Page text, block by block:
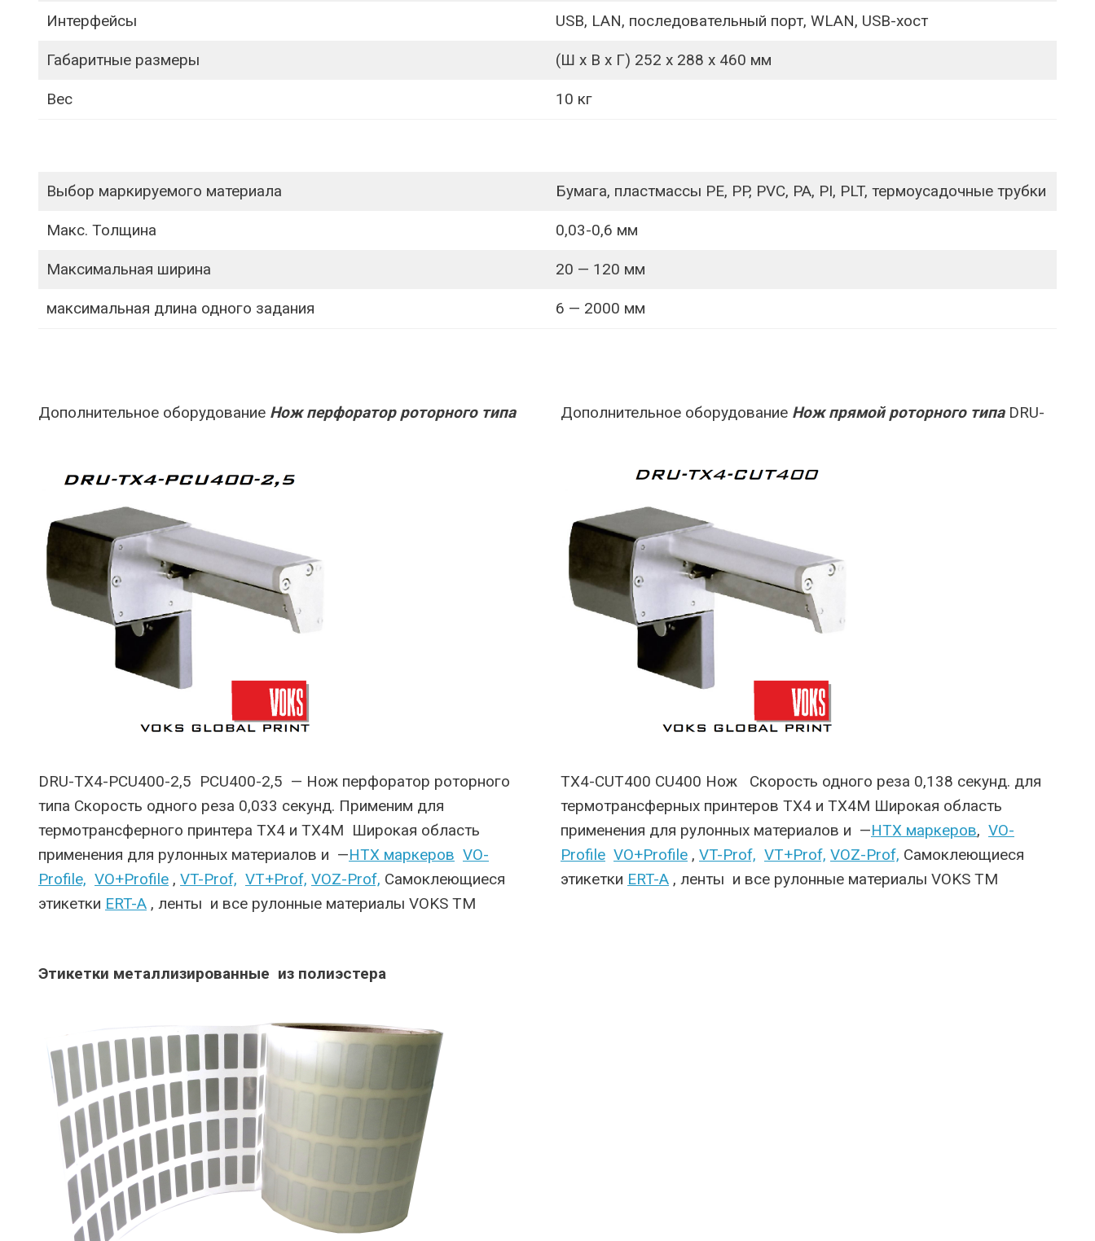
Интерфейсы USB, LAN, последовательный порт, WLAN, USB-хост
Габаритные размеры (Ш x В x Г) 252 x 288 x 460 мм
Вес 10 кг
Выбор маркируемого материала Бумага, пластмассы PE, PP, PVC, PA, PI, PLT, термоусадочные трубки
Макс. Толщина 0,03-0,6 мм
Максимальная ширина 20 — 120 мм
максимальная длина одного задания 6 — 2000 мм
Дополнительное оборудование Нож перфоратор роторного типа
DRU-TX4-PCU400-2,5 PCU400-2,5 — Нож перфоратор роторного
типа Скорость одного реза 0,033 секунд. Применим для
термотрансферного принтера TX4 и TX4M Широкая область
применения для рулонных материалов и —HTX маркеров VO-
Profile, VO+Profile , VT-Prof, VT+Prof, VOZ-Prof, Самоклеющиеся
этикетки ERT-A , ленты и все рулонные материалы VOKS TM
Дополнительное оборудование Нож прямой роторного типаDRU-
TX4-CUT400 CU400 Нож Скорость одного реза 0,138 секунд. для
термотрансферных принтеров TX4 и TX4M Широкая область
применения для рулонных материалов и —HTX маркеров, VO-
Profile VO+Profile , VT-Prof, VT+Prof, VOZ-Prof, Самоклеющиеся
этикетки ERT-A , ленты и все рулонные материалы VOKS TM
Этикетки металлизированные из полиэстера